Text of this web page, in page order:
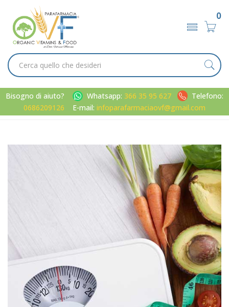
0
Bisogno di aiuto? Whatsapp: 366 35 95 627
Telefono:
0686209126
E-mail: infoparafarmaciaovf@gmail.com